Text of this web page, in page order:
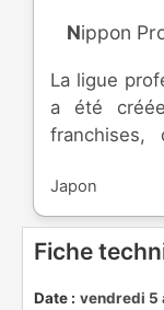
Nippon
La ligue
a été
Japon
Fiche
Date : vendredi 5